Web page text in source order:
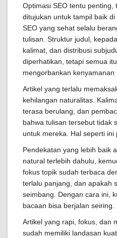
Optimasi SEO tentu penting,
ditujukan untuk tampil baik
SEO yang sehat selalu
tulisan. Struktur judul,
kalimat, dan distribusi
diperhatikan, tetapi semua
mengorbankan kenyamanan
Artikel yang terlalu
kehilangan naturalitas.
terasa berulang, dan
bahwa tulisan tersebut tidak
untuk mereka. Hal seperti ini
Pendekatan yang lebih baik
natural terlebih dahulu,
fokus topik sudah terbaca
terlalu panjang, dan apakah
seimbang. Dengan cara ini,
bacaan bisa berjalan seiring.
Artikel yang rapi, fokus, dan
sudah memiliki landasan